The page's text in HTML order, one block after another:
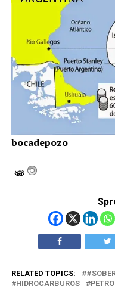
bocadepozo
RELATED TOPICS:
HIDROCARBUROS